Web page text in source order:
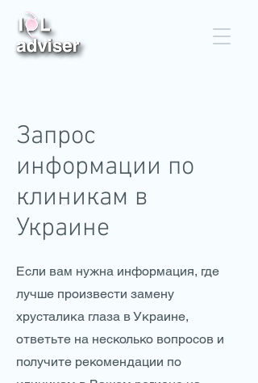
Запрос
информации по
клиникам в
Украине
Если вам нужна информация, где
лучше произвести замену
хрусталика глаза в Украине,
ответьте на несколько вопросов и
получите рекомендации по